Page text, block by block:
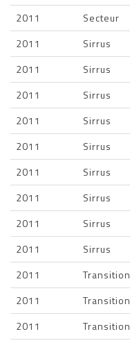
2011
Secteur
2011
Sirrus
2011
Sirrus
2011
Sirrus
2011
Sirrus
2011
Sirrus
2011
Sirrus
2011
Sirrus
2011
Sirrus
2011
Sirrus
2011
Transition
2011
Transition
2011
Transition